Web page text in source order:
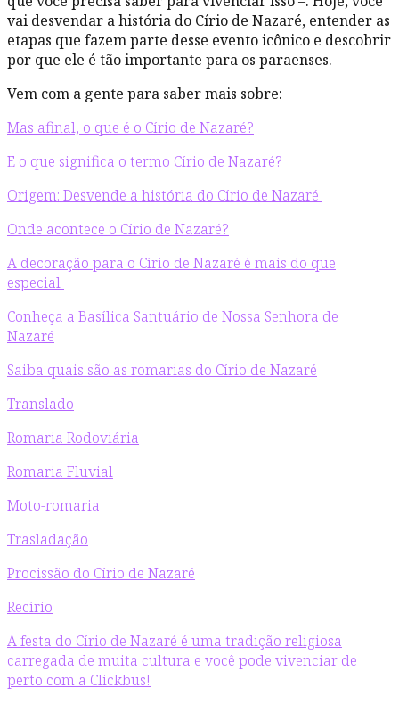
vai desvendar a história do Círio de Nazaré, entender as
etapas que fazem parte desse evento icônico e descobrir
por que ele é tão importante para os paraenses.
Vem com a gente para saber mais sobre:
Mas afinal, o que é o Círio de Nazaré?
E o que significa o termo Círio de Nazaré?
Origem: Desvende a história do Círio de Nazaré
Onde acontece o Círio de Nazaré?
A decoração para o Círio de Nazaré é mais do que
especial
Conheça a Basílica Santuário de Nossa Senhora de
Nazaré
Saiba quais são as romarias do Círio de Nazaré
Translado
Romaria Rodoviária
Romaria Fluvial
Moto-romaria
Trasladação
Procissão do Círio de Nazaré
Recírio
A festa do Círio de Nazaré é uma tradição religiosa
carregada de muita cultura e você pode vivenciar de
perto com a Clickbus!